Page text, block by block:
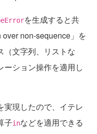
を生成すると共
non-sequence」を
（文字列、リストな
ーション操作を適用し
実現したので、イテレ
子inなどを適用できる